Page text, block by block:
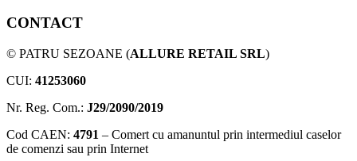
CONTACT
© PATRU SEZOANE (ALLURE RETAIL SRL)
CUI: 41253060
Nr. Reg. Com.: J29/2090/2019
Cod CAEN: 4791 – Comert cu amanuntul prin intermediul caselor
de comenzi sau prin Internet